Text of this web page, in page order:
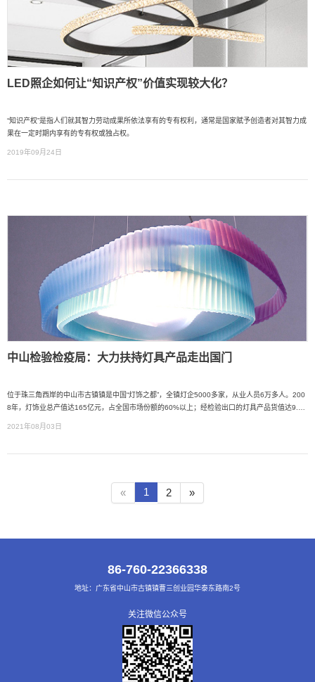
LED照企如何让“知识产权”价值实现较大化？
“知识产权”是指人们就其智力劳动成果所依法享有的专有权利，通常是国家赋予创造者对其智力成
果在一定时期内享有的专有权或独占权。
2019年09月24日
中山检验检疫局：大力扶持灯具产品走出国门
位于珠三角西岸的中山市古镇镇是中国“灯饰之都”，全镇灯企5000多家，从业人员6万多人。200
8年，灯饰业总产值达165亿元，占全国市场份额的60%以上；经检验出口的灯具产品货值达9.9
2021年08月03日
« 1 2 »
86-760-22366338
地址：广东省中山市古镇镇曹三创业园华泰东路南2号
关注微信公众号